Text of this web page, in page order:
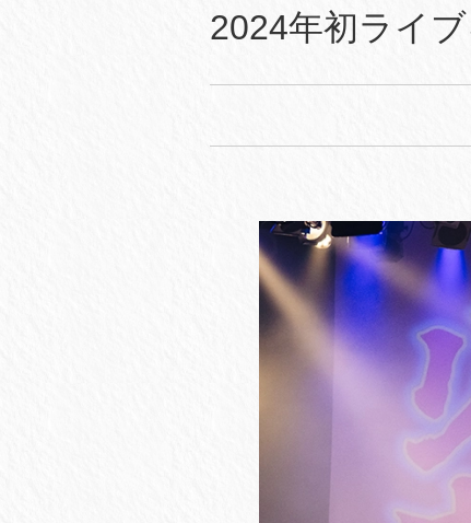
2024年初ライ